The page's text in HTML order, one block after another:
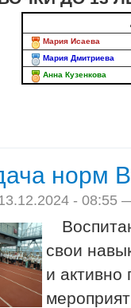
Мария
Мария Дмитриева
Анна Кузенкова
норм
- 08:55
свои
и активно